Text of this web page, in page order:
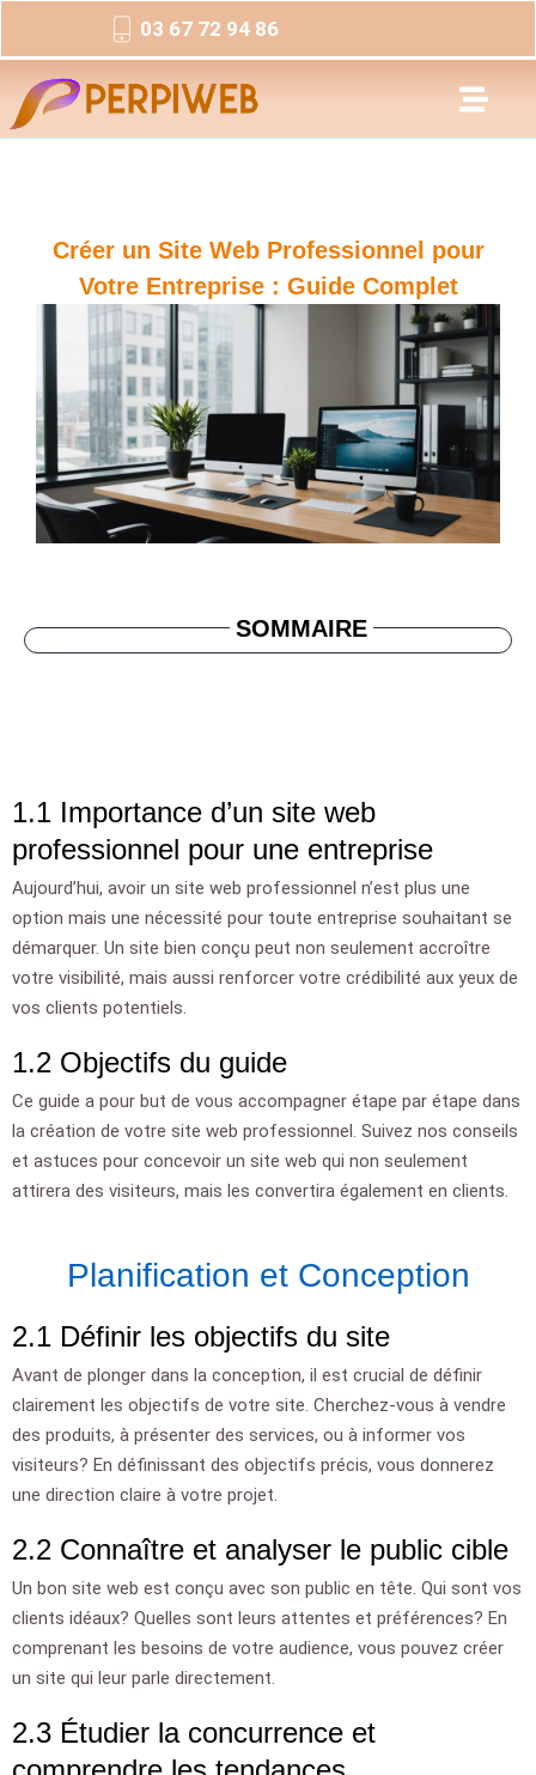
03 67 72 94 86
Créer un Site Web Professionnel pour
Votre Entreprise : Guide Complet
SOMMAIRE
1.1 Importance d’un site web
professionnel pour une entreprise
Aujourd’hui, avoir un site web professionnel n’est plus une
option mais une nécessité pour toute entreprise souhaitant se
démarquer. Un site bien conçu peut non seulement accroître
votre visibilité, mais aussi renforcer votre crédibilité aux yeux de
vos clients potentiels.
1.2 Objectifs du guide
Ce guide a pour but de vous accompagner étape par étape dans
la création de votre site web professionnel. Suivez nos conseils
et astuces pour concevoir un site web qui non seulement
attirera des visiteurs, mais les convertira également en clients.
Planification et Conception
2.1 Définir les objectifs du site
Avant de plonger dans la conception, il est crucial de définir
clairement les objectifs de votre site. Cherchez-vous à vendre
des produits, à présenter des services, ou à informer vos
visiteurs? En définissant des objectifs précis, vous donnerez
une direction claire à votre projet.
2.2 Connaître et analyser le public cible
Un bon site web est conçu avec son public en tête. Qui sont vos
clients idéaux? Quelles sont leurs attentes et préférences? En
comprenant les besoins de votre audience, vous pouvez créer
un site qui leur parle directement.
2.3 Étudier la concurrence et